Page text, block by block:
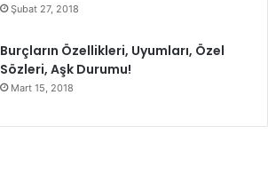
Şubat 27, 2018
Burçların Özellikleri, Uyumları, Özel
Sözleri, Aşk Durumu!
Mart 15, 2018